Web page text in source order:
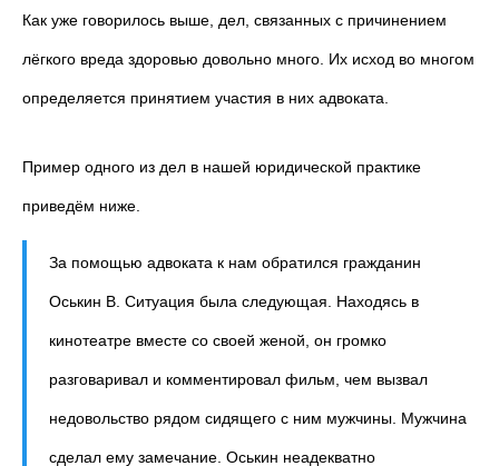
Как уже говорилось выше, дел, связанных с причинением
лёгкого вреда здоровью довольно много. Их исход во многом
определяется принятием участия в них адвоката.
Пример одного из дел в нашей юридической практике
приведём ниже.
За помощью адвоката к нам обратился гражданин
Оськин В. Ситуация была следующая. Находясь в
кинотеатре вместе со своей женой, он громко
разговаривал и комментировал фильм, чем вызвал
недовольство рядом сидящего с ним мужчины. Мужчина
сделал ему замечание. Оськин неадекватно